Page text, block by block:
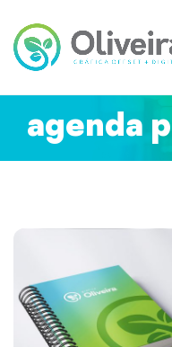
agenda